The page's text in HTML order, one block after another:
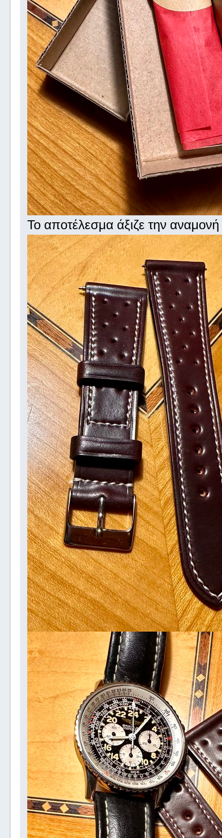
Το αποτέλεσμα άξιζε την αναμονή